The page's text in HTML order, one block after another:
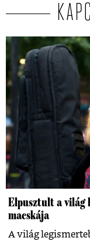
Elpusztult a világ
macskája
A világ